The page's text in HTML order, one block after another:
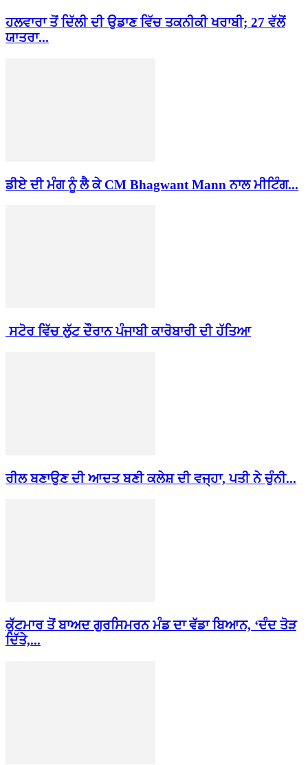
ਹਲਵਾਰਾ ਤੋਂ ਦਿੱਲੀ ਦੀ ਉਡਾਣ ਵਿੱਚ ਤਕਨੀਕੀ ਖਰਾਬੀ; 27 ਵੱਲੋਂ
ਯਾਤਰਾ...
ਡੀਏ ਦੀ ਮੰਗ ਨੂੰ ਲੈ ਕੇ CM Bhagwant Mann ਨਾਲ ਮੀਟਿੰਗ...
ਸਟੋਰ ਵਿੱਚ ਲੁੱਟ ਦੌਰਾਨ ਪੰਜਾਬੀ ਕਾਰੋਬਾਰੀ ਦੀ ਹੱਤਿਆ
ਰੀਲ ਬਣਾਉਣ ਦੀ ਆਦਤ ਬਣੀ ਕਲੇਸ਼ ਦੀ ਵਜ੍ਹਾ, ਪਤੀ ਨੇ ਚੁੰਨੀ...
ਕੁੱਟਮਾਰ ਤੋਂ ਬਾਅਦ ਗੁਰਸਿਮਰਨ ਮੰਡ ਦਾ ਵੱਡਾ ਬਿਆਨ, ‘ਦੰਦ ਤੋੜ
ਦਿੱਤੇ,...